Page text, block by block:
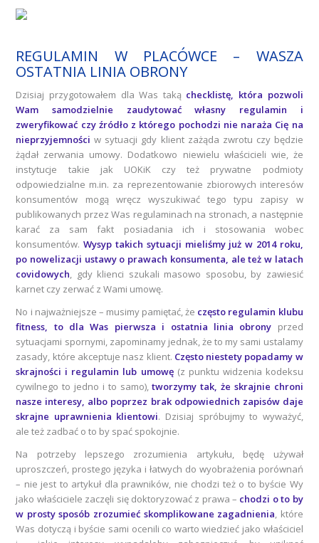
REGULAMIN W PLACÓWCE – WASZA
OSTATNIA LINIA OBRONY
Dzisiaj przygotowałem dla Was taką checklistę, która pozwoli
Wam samodzielnie zaudytować własny regulamin
i
zweryfikować czy źródło z którego pochodzi nie naraża Cię na
nieprzyjemności w sytuacji gdy klient zażąda zwrotu czy będzie
żądał zerwania umowy. Dodatkowo niewielu właścicieli wie, że
instytucje takie jak UOKiK czy też prywatne podmioty
odpowiedzialne m.in. za reprezentowanie zbiorowych interesów
konsumentów mogą wręcz wyszukiwać tego typu zapisy w
publikowanych przez Was regulaminach na stronach, a następnie
karać za sam fakt posiadania ich i stosowania wobec
konsumentów.Wysyp takich sytuacji mieliśmy już w 2014 roku,
po nowelizacji ustawy o prawach konsumenta, ale też w latach
covidowych, gdy klienci szukali masowo sposobu, by zawiesić
karnet czy zerwać z Wami umowę.
No i najważniejsze – musimy pamiętać, że często regulamin klubu
fitness, to dla Was pierwsza i ostatnia linia obrony przed
sytuacjami spornymi, zapominamy jednak, że to my sami ustalamy
zasady, które akceptuje nasz klient. Często niestety popadamy w
skrajności i regulamin lub umowę(z punktu widzenia kodeksu
cywilnego to jedno i to samo),tworzymy tak, że skrajnie chroni
nasze interesy, albo poprzez brak odpowiednich zapisów daje
skrajne uprawnienia klientowi. Dzisiaj spróbujmy to wyważyć,
ale też zadbać o to by spać spokojnie.
Na potrzeby lepszego zrozumienia artykułu, będę używał
uproszczeń, prostego języka i łatwych do wyobrażenia porównań
– nie jest to artykuł dla prawników, nie chodzi też o to byście Wy
jako właściciele zaczęli się doktoryzować z prawa – chodzi o to by
w prosty sposób zrozumieć skomplikowane zagadnienia, które
Was dotyczą i byście sami ocenili co warto wiedzieć jako właściciel